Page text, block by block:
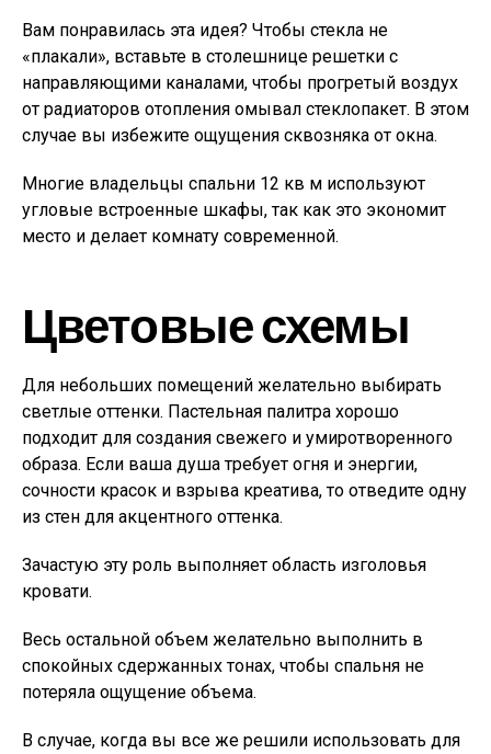
Вам понравилась эта идея? Чтобы стекла не
«плакали», вставьте в столешнице решетки с
направляющими каналами, чтобы прогретый воздух
от радиаторов отопления омывал стеклопакет. В этом
случае вы избежите ощущения сквозняка от окна.
Многие владельцы спальни 12 кв м используют
угловые встроенные шкафы, так как это экономит
место и делает комнату современной.
Цветовые схемы
Для небольших помещений желательно выбирать
светлые оттенки. Пастельная палитра хорошо
подходит для создания свежего и умиротворенного
образа. Если ваша душа требует огня и энергии,
сочности красок и взрыва креатива, то отведите одну
из стен для акцентного оттенка.
Зачастую эту роль выполняет область изголовья
кровати.
Весь остальной объем желательно выполнить в
спокойных сдержанных тонах, чтобы спальня не
потеряла ощущение объема.
В случае, когда вы все же решили использовать для